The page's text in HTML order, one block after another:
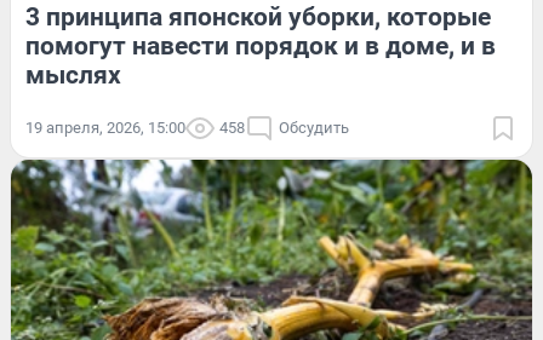
3 принципа японской уборки, которые
помогут навести порядок и в доме, и в
мыслях
19 апреля, 2026, 15:00 458 Обсудить